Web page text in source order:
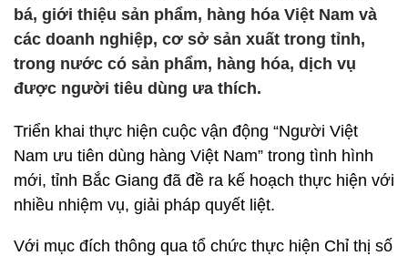
bá, giới thiệu sản phẩm, hàng hóa Việt Nam và
các doanh nghiệp, cơ sở sản xuất trong tỉnh,
trong nước có sản phẩm, hàng hóa, dịch vụ
được người tiêu dùng ưa thích.
Triển khai thực hiện cuộc vận động “Người Việt
Nam ưu tiên dùng hàng Việt Nam” trong tình hình
mới, tỉnh Bắc Giang đã đề ra kế hoạch thực hiện với
nhiều nhiệm vụ, giải pháp quyết liệt.
Với mục đích thông qua tổ chức thực hiện Chỉ thị số